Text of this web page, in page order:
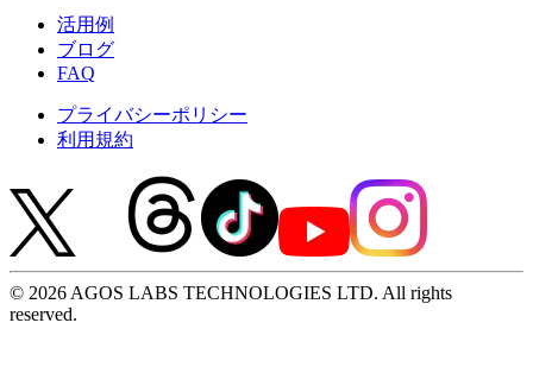
活用例
ブログ
FAQ
プライバシーポリシー
利用規約
© 2026 AGOS LABS TECHNOLOGIES LTD. All rights
reserved.